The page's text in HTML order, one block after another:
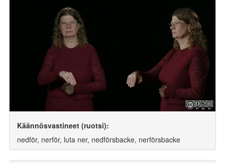
Käännösvastineet (ruotsi):
nedför, nerför, luta ner, nedförsbacke, nerförsbacke